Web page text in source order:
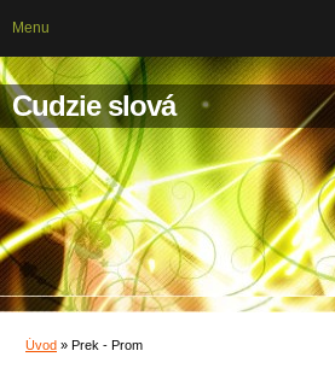
Cudzie slová
Úvod » Prek - Prom
Menu